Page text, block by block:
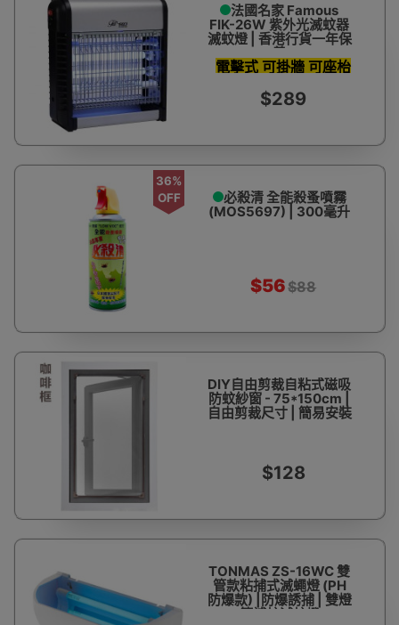
法國名家 Famous
FIK-26W 紫外光滅蚊器
滅蚊燈 | 香港行貨一年保
養
電擊式 可掛牆 可座枱
$289
36%
OFF
必殺清 全能殺蚤噴霧
(MOS5697) | 300毫升
$56$88
DIY自由剪裁自粘式磁吸
防蚊紗窗 - 75*150cm |
自由剪裁尺寸 | 簡易安裝
$128
TONMAS ZS-16WC 雙
管款粘捕式滅蠅燈 (PH
防爆款) |防爆誘捕 | 雙燈
管補蚊滅蚊燈